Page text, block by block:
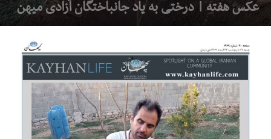
عکس هفته | درختی به یاد جانباختگان آزادی میهن